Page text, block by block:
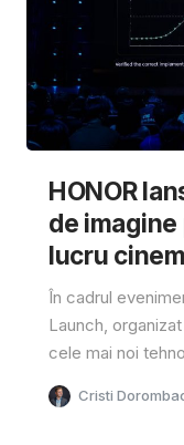
HONOR
de
lucru
În cadrul
Launch,
cele mai noi
Cristi